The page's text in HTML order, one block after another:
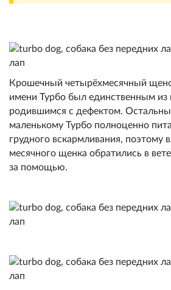
Крошечный четырёхмесячный
имени Турбо был единственным из
родившимся с дефектом.
маленькому Турбо полноценно
грудного вскармливания, поэтому
месячного щенка обратились в
за помощью.